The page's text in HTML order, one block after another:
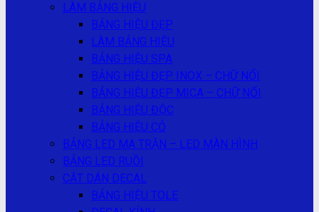
LÀM BẢNG HIỆU
BẢNG HIỆU ĐẸP
LÀM BẢNG HIỆU
BẢNG HIỆU SPA
BẢNG HIỆU ĐẸP INOX – CHỮ NỔI
BẢNG HIỆU ĐẸP MICA – CHỮ NỔI
BẢNG HIỆU ĐỘC
BẢNG HIỆU CỎ
BẢNG LED MA TRẬN – LED MÀN HÌNH
BẢNG LED RUỒI
CẮT DÁN DECAL
BẢNG HIỆU TOLE